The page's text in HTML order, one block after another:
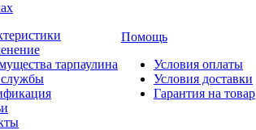
тарпаулина
Помощь
Условия оплаты
Условия доставки
Гарантия на товар